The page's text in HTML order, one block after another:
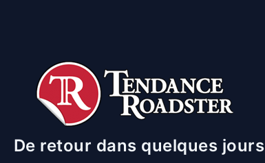
De retour dans quelques jours